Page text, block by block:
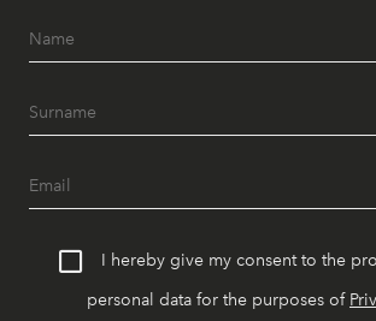
I hereby give my consent to the
personal data for the purposes of